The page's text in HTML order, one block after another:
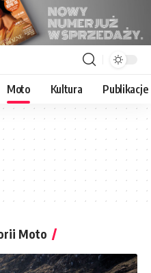
Moto Kultura Publikacje
Moto